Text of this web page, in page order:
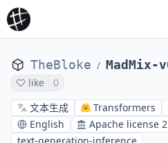
TheBloke / MadMix-
like
0
文本生成
Transformers
English
Apache license